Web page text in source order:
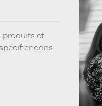
produits et
dans